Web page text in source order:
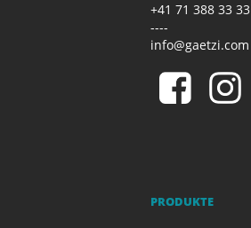
+41 71 388 33 33
----
info@gaetzi.com
PRODUKTE